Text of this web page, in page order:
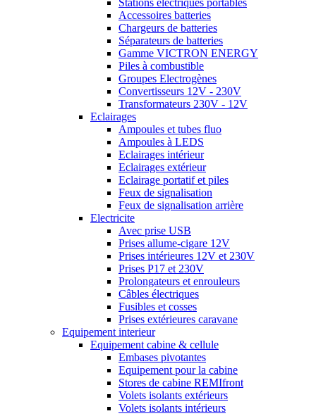
Accessoires batteries
Chargeurs de batteries
Séparateurs de batteries
Gamme VICTRON ENERGY
Piles à combustible
Groupes Electrogènes
Convertisseurs 12V - 230V
Transformateurs 230V - 12V
Eclairages
Ampoules et tubes fluo
Ampoules à LEDS
Eclairages intérieur
Eclairages extérieur
Eclairage portatif et piles
Feux de signalisation
Feux de signalisation arrière
Electricite
Avec prise USB
Prises allume-cigare 12V
Prises intérieures 12V et 230V
Prises P17 et 230V
Prolongateurs et enrouleurs
Câbles électriques
Fusibles et cosses
Prises extérieures caravane
Equipement interieur
Equipement cabine & cellule
Embases pivotantes
Equipement pour la cabine
Stores de cabine REMIfront
Volets isolants extérieurs
Volets isolants intérieurs